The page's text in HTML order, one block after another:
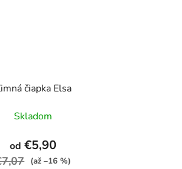
čiapka Elsa
Skladom
od €5,90
(až –16 %)